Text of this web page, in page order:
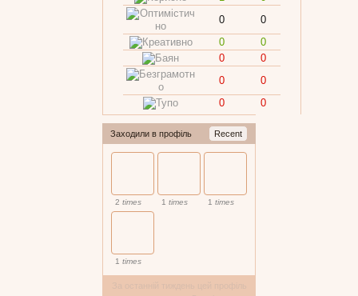
0
0
0
0
0
0
0
0
0
0
Заходили в профіль Recent
2 times 1 times 1 times
1 times